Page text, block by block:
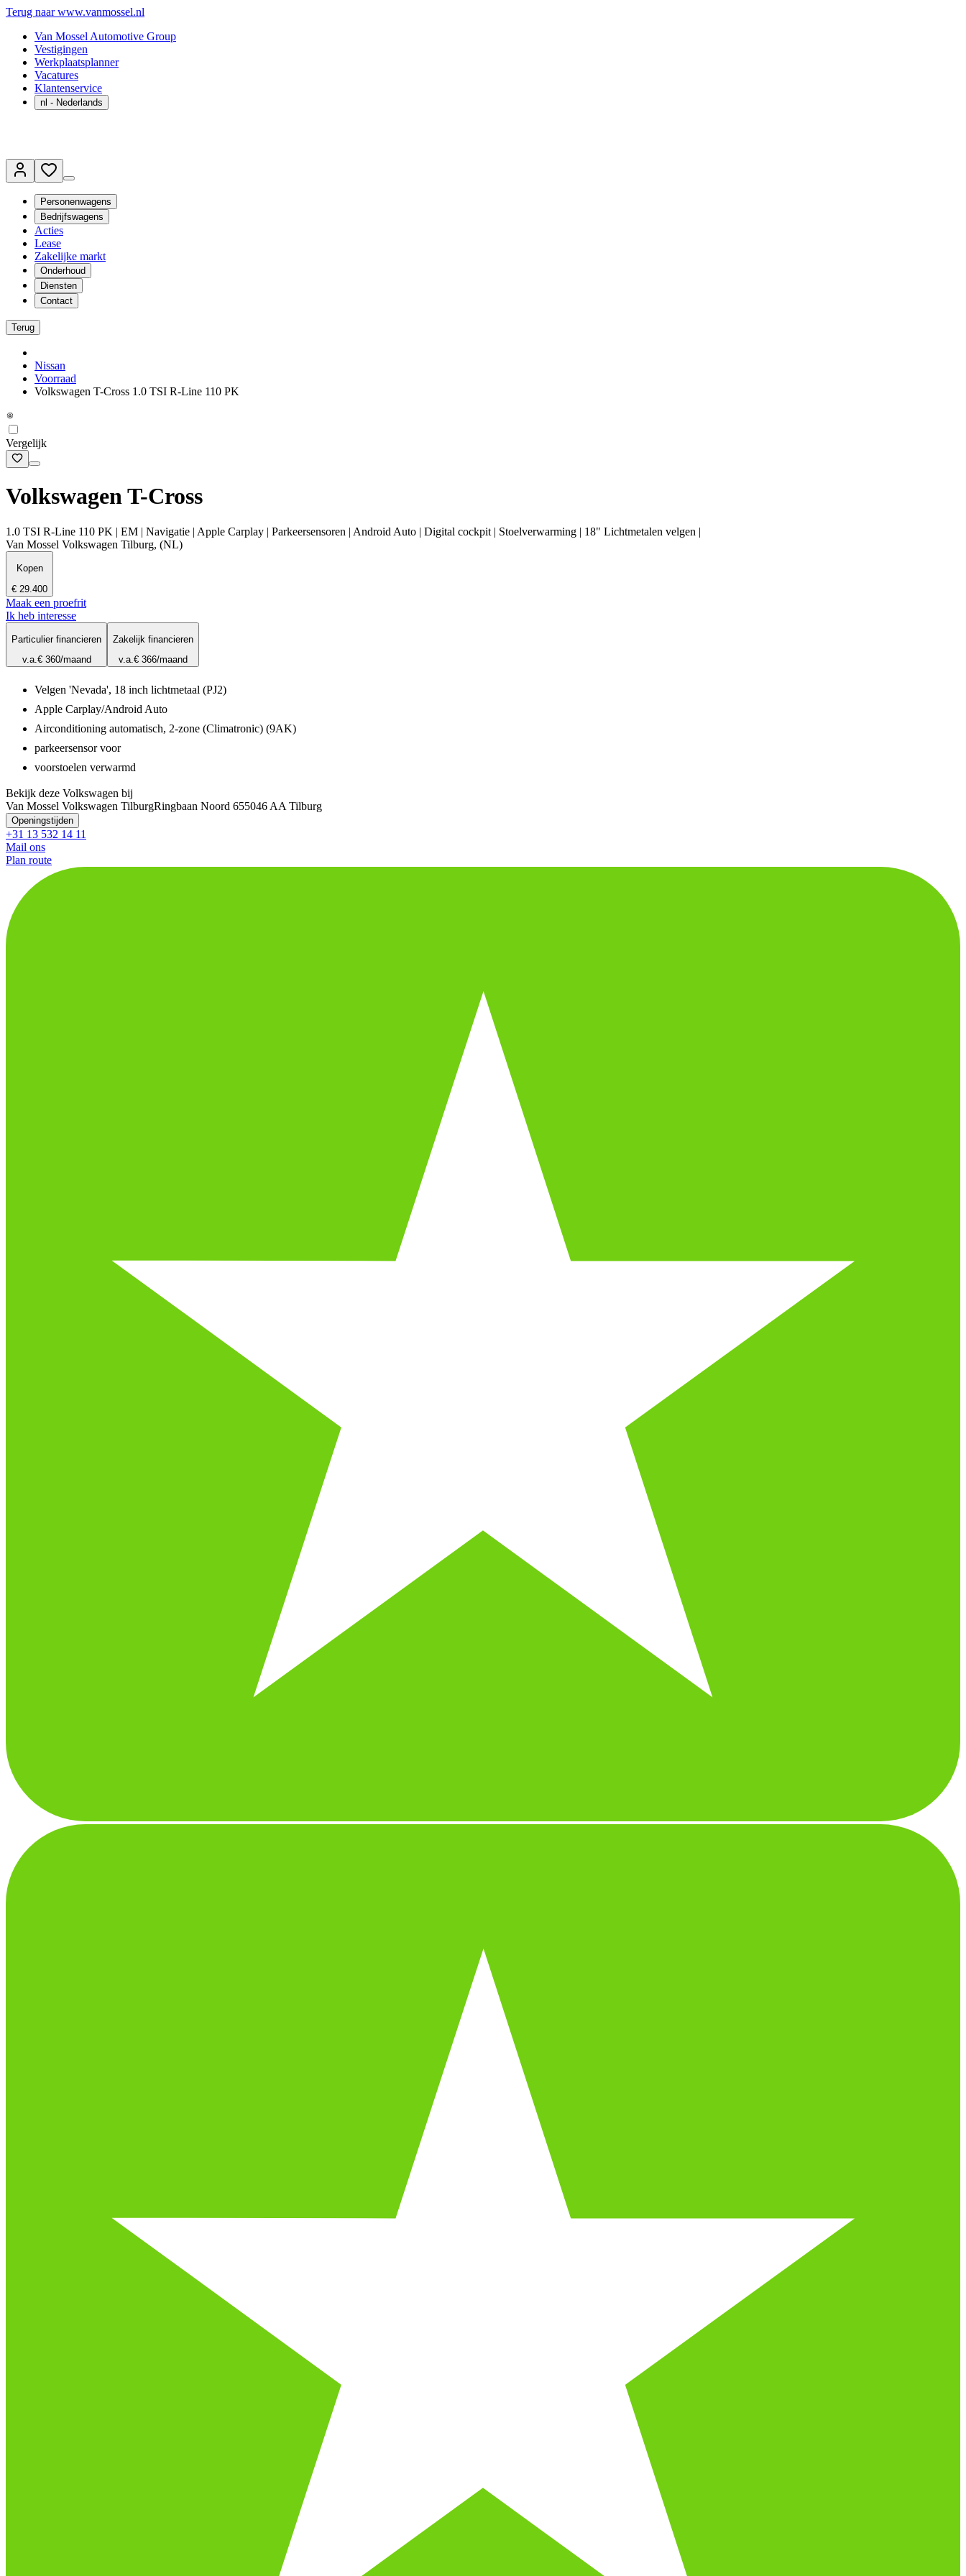
Terug naar www.vanmossel.nl
Van Mossel Automotive Group
Vestigingen
Werkplaatsplanner
Vacatures
Klantenservice
nl - Nederlands
Personenwagens
Bedrijfswagens
Acties
Lease
Zakelijke markt
Onderhoud
Diensten
Contact
Terug
Nissan
Voorraad
Volkswagen T-Cross 1.0 TSI R-Line 110 PK
Vergelijk
Volkswagen T-Cross
1.0 TSI R-Line 110 PK | EM | Navigatie | Apple Carplay | Parkeersensoren | Android Auto | Digital cockpit | Stoelverwarming | 18" Lichtmetalen velgen |
Van Mossel Volkswagen Tilburg, (NL)
Kopen
€ 29.400
Maak een proefrit
Ik heb interesse
Particulier financieren
v.a.€ 360/maand
Zakelijk financieren
v.a.€ 366/maand
Velgen 'Nevada', 18 inch lichtmetaal (PJ2)
Apple Carplay/Android Auto
Airconditioning automatisch, 2-zone (Climatronic) (9AK)
parkeersensor voor
voorstoelen verwarmd
Bekijk deze Volkswagen bij
Van Mossel Volkswagen TilburgRingbaan Noord 655046 AA Tilburg
Openingstijden
+31 13 532 14 11
Mail ons
Plan route